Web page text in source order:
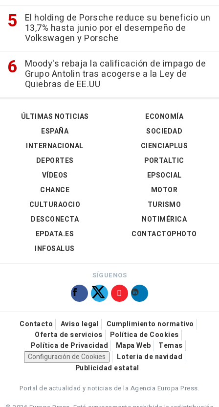
El holding de Porsche reduce su beneficio un
13,7% hasta junio por el desempeño de
Volkswagen y Porsche
Moody's rebaja la calificación de impago de
Grupo Antolin tras acogerse a la Ley de
Quiebras de EE.UU
ÚLTIMAS NOTICIAS
ESPAÑA
INTERNACIONAL
DEPORTES
VÍDEOS
ECONOMÍA
SOCIEDAD
CIENCIAPLUS
PORTALTIC
EPSOCIAL
CHANCE
CULTURAOCIO
DESCONECTA
EPDATA.ES
INFOSALUS
MOTOR
TURISMO
NOTIMÉRICA
CONTACTOPHOTO
SÍGUENOS
Contacto Aviso legal
Cumplimiento normativo
Oferta de servicios
Política de Cookies
Política de Privacidad
Mapa Web
Temas
Configuración de Cookies
Loteria de navidad
Publicidad estatal
Portal de actualidad y noticias de la Agencia Europa Press.